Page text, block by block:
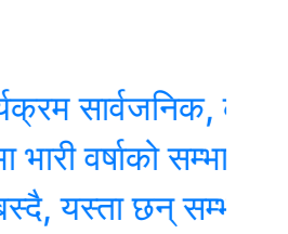
सार्वजनिक, के के छन्
सम्भावना
छन् सम्भावित